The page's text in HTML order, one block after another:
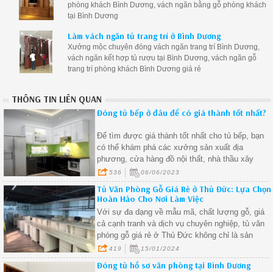
phòng khách Bình Dương, vách ngăn bằng gỗ phòng khách
tại Bình Dương
Làm vách ngăn tủ trang trí ở Bình Dương
Xưởng mộc chuyên đóng vách ngăn trang trí Bình Dương,
vách ngăn kết hợp tủ rượu tại Bình Dương, vách ngăn gỗ
trang trí phòng khách Bình Dương giá rẻ
THÔNG TIN LIÊN QUAN
Đóng tủ bếp ở đâu để có giá thành tốt nhất?
Để tìm được giá thành tốt nhất cho tủ bếp, bạn
có thể khám phá các xưởng sản xuất địa
phương, cửa hàng đồ nội thất, nhà thầu xây
dựng và thiết kế nội thất, tìm kiếm trực tuyến và
so sánh các lựa chọn khác nhau
536 06/06/2023
Tủ Văn Phòng Gỗ Giá Rẻ ở Thủ Đức: Lựa Chọn
Hoàn Hảo Cho Nơi Làm Việc
Với sự đa dạng về mẫu mã, chất lượng gỗ, giá
cả cạnh tranh và dịch vụ chuyên nghiệp, tủ văn
phòng gỗ giá rẻ ở Thủ Đức không chỉ là sản
phẩm nội thất, mà còn là đối tác lý tưởng để tạo
nên một không gian làm việc hoàn hảo
419 15/01/2024
Đóng tủ hồ sơ văn phòng tại Bình Dương